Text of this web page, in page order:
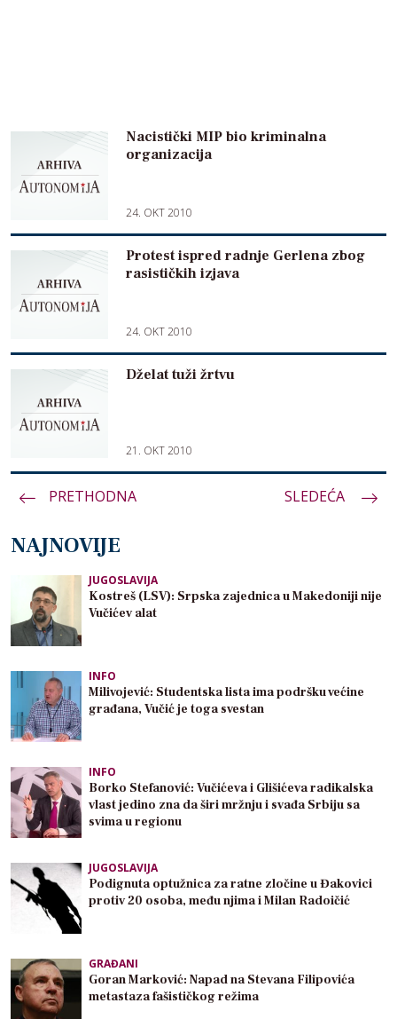
Nacistički MIP bio kriminalna
organizacija
24. OKT 2010
Protest ispred radnje Gerlena zbog
rasističkih izjava
24. OKT 2010
Dželat tuži žrtvu
21. OKT 2010
Paginacija
PRETHODNA SLEDEĆA
NAJNOVIJE
JUGOSLAVIJA
Kostreš (LSV): Srpska zajednica u Makedoniji nije
Vučićev alat
INFO
Milivojević: Studentska lista ima podršku većine
građana, Vučić je toga svestan
INFO
Borko Stefanović: Vučićeva i Glišićeva radikalska
vlast jedino zna da širi mržnju i svađa Srbiju sa
svima u regionu
JUGOSLAVIJA
Podignuta optužnica za ratne zločine u Đakovici
protiv 20 osoba, među njima i Milan Radoičić
GRAĐANI
Goran Marković: Napad na Stevana Filipovića
metastaza fašističkog režima